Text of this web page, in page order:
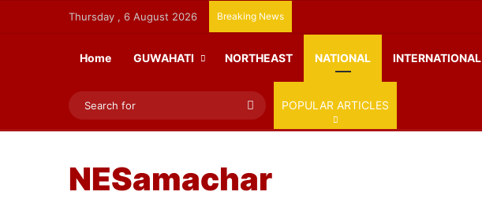
Thursday , 6 August 2026 Breaking News
Home GUWAHATI NORTHEAST NATIONAL INTERNATIONAL
Search
for
POPULAR ARTICLES
NESamachar